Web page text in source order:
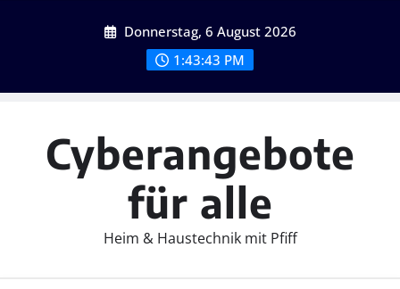
Donnerstag, 6 August 2026
1:43:45 PM
Cyberangebote
für alle
Heim & Haustechnik mit Pfiff